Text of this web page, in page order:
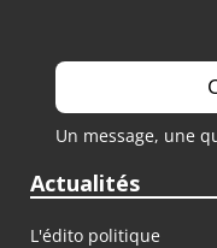
Un message, une
Actualités
L'édito politique